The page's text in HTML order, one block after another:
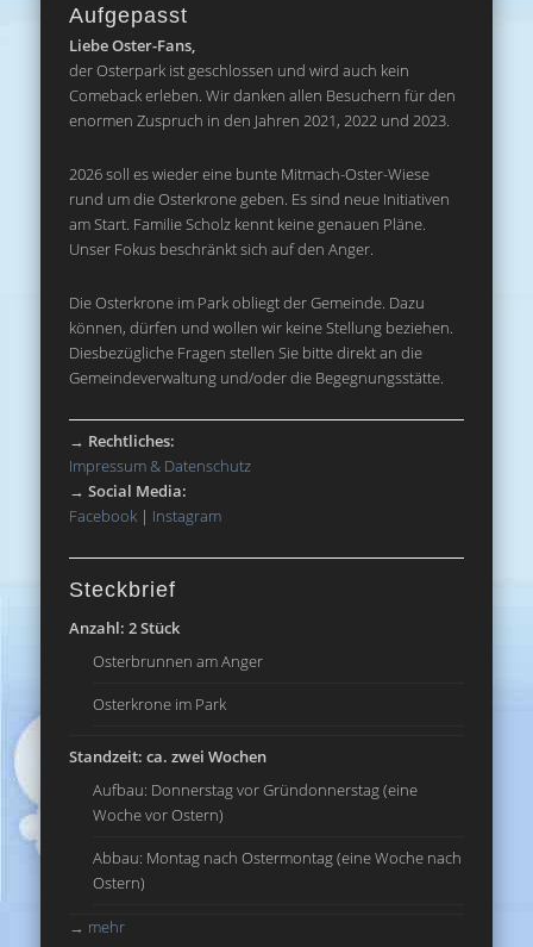
Aufgepasst
Liebe Oster-Fans,
der Osterpark ist geschlossen und wird auch kein
Comeback erleben. Wir danken allen Besuchern für den
enormen Zuspruch in den Jahren 2021, 2022 und 2023.
2026 soll es wieder eine bunte Mitmach-Oster-Wiese
rund um die Osterkrone geben. Es sind neue Initiativen
am Start. Familie Scholz kennt keine genauen Pläne.
Unser Fokus beschränkt sich auf den Anger.
Die Osterkrone im Park obliegt der Gemeinde. Dazu
können, dürfen und wollen wir keine Stellung beziehen.
Diesbezügliche Fragen stellen Sie bitte direkt an die
Gemeindeverwaltung und/oder die Begegnungsstätte.
→ Rechtliches:
Impressum & Datenschutz
→Social Media:
Facebook | Instagram
Steckbrief
Anzahl: 2 Stück
Osterbrunnen am Anger
Osterkrone im Park
Standzeit: ca. zwei Wochen
Aufbau: Donnerstag vor Gründonnerstag (eine
Woche vor Ostern)
Abbau: Montag nach Ostermontag (eine Woche nach
Ostern)
→ mehr